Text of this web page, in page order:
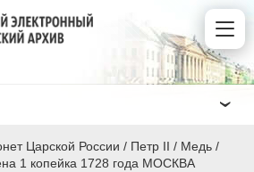
Царской России / Петр II / Медь /
1 копейка 1728 года МОСКВА